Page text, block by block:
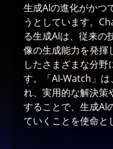
生成AIの進化がかつ
うとしています。
る生成AIは、従来の
像の生成能力を発揮
したさまざまな分野
す。「AI-Watch」は
れ、実用的な解決策
することで、生成AI
ていくことを使命と